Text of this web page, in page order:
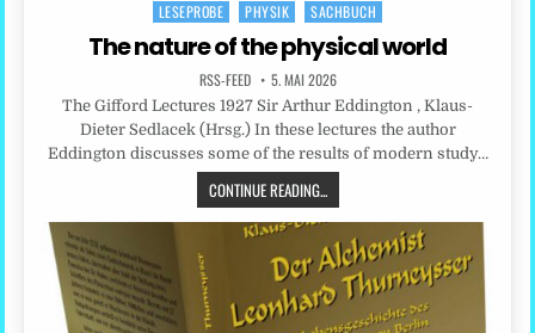
Posted
in
LESEPROBE PHYSIK SACHBUCH
The nature of the physical world
RSS-FEED 5. MAI 2026
The Gifford Lectures 1927 Sir Arthur Eddington , Klaus-
Dieter Sedlacek (Hrsg.) In these lectures the author
Eddington discusses some of the results of modern study…
CONTINUE READING...